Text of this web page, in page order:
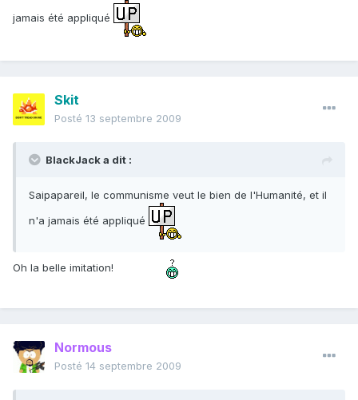
jamais été appliqué
Skit
Posté 13 septembre 2009
BlackJack a dit :
Saipapareil, le communisme veut le bien de l'Humanité, et il
n'a jamais été appliqué
Oh la belle imitation!
Normous
Posté 14 septembre 2009